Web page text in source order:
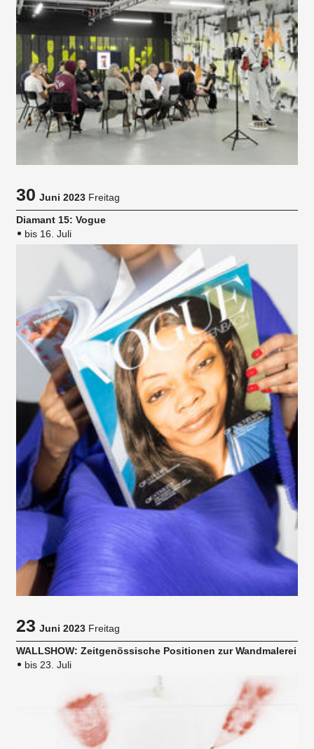
30Juni 2023 Freitag
Diamant 15: Vogue
bis 16. Juli
23Juni 2023 Freitag
WALLSHOW: Zeitgenössische Positionen zur Wandmalerei
bis 23. Juli